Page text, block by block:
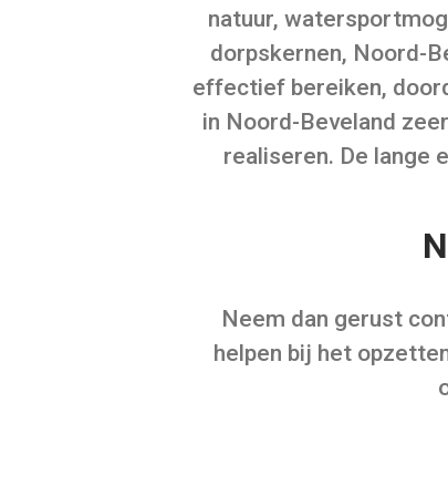
natuur,
dorpskernen, Noord-
effectief bereiken,
in Noord-Beveland
realiseren. De lange
Neem dan gerust
helpen bij het